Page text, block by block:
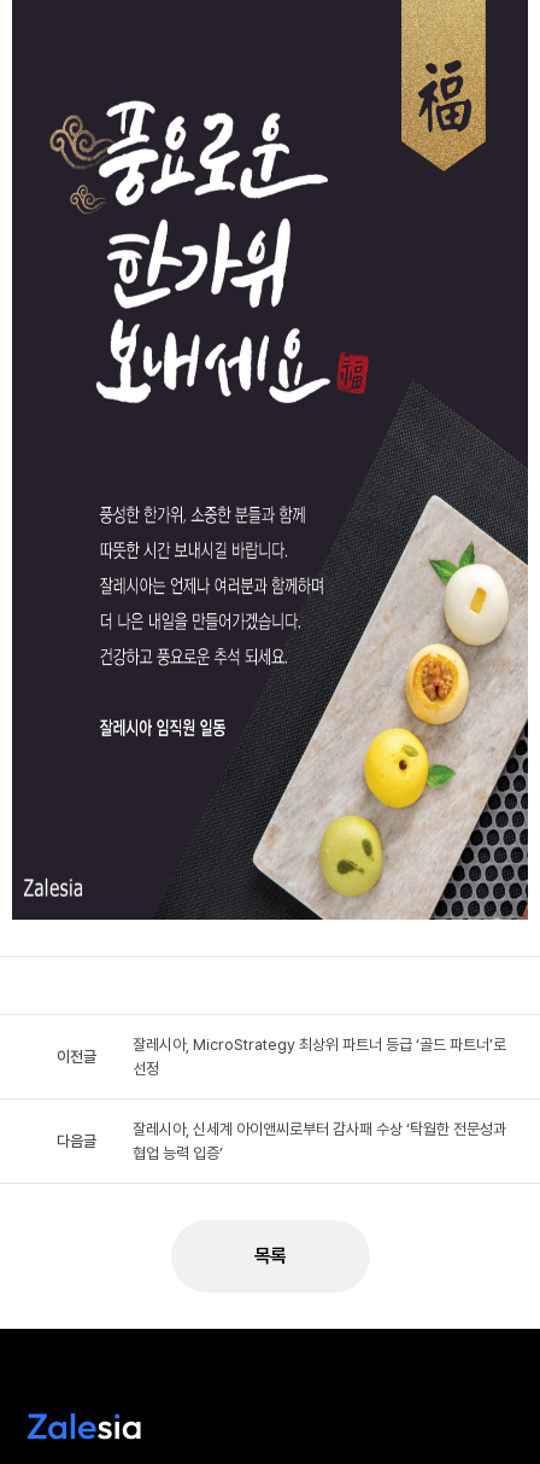
이전글
잘레시아, MicroStrategy 최상위 파트너 등급 ‘골드 파트너’로
선정
다음글
잘레시아, 신세계 아이앤씨로부터 감사패 수상 ‘탁월한 전문성과
협업 능력 입증’
목록